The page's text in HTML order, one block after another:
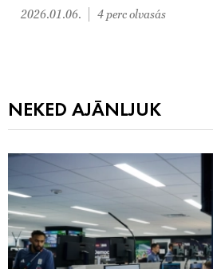
2026.01.06. 4 perc olvasás
NEKED AJÁNLJUK